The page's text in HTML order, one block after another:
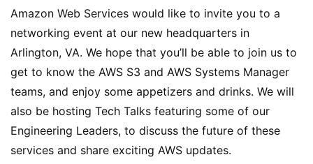
Amazon Web Services would like to invite you to a
networking event at our new headquarters in
Arlington, VA. We hope that you’ll be able to join us to
get to know the AWS S3 and AWS Systems Manager
teams, and enjoy some appetizers and drinks. We will
also be hosting Tech Talks featuring some of our
Engineering Leaders, to discuss the future of these
services and share exciting AWS updates.